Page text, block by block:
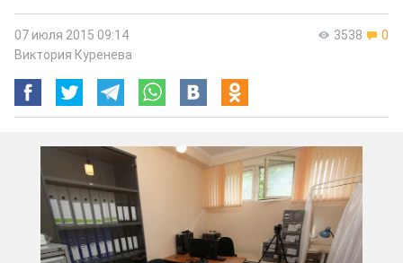
3538 0
07 июля 2015 09:14
Виктория Куренева